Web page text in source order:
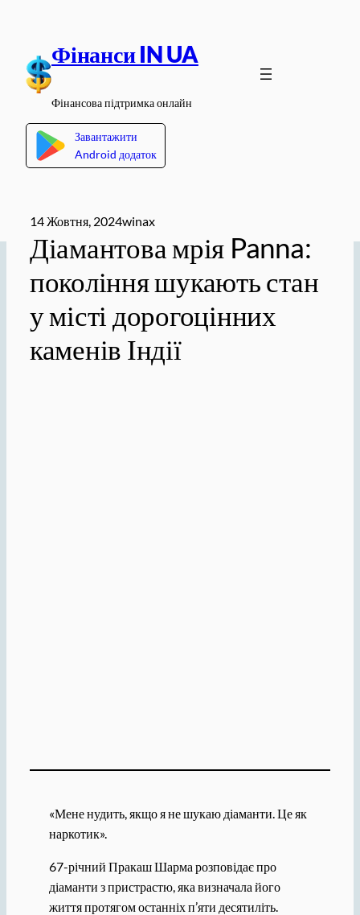
вмісту
Фінанси IN UA
Фінансова підтримка онлайн
Завантажити
Android додаток
14 Жовтня, 2024winax
Діамантова мрія Panna:
покоління шукають стан
у місті дорогоцінних
каменів Індії
«Мене нудить, якщо я не шукаю діаманти. Це як
наркотик».
67-річний Пракаш Шарма розповідає про
діаманти з пристрастю, яка визначала його
життя протягом останніх п’яти десятиліть.